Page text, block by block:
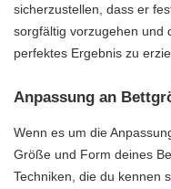
sicherzustellen, dass er
sorgfältig vorzugehen und
perfektes Ergebnis zu
Anpassung an
Wenn es um die
Größe und Form deines
Techniken, die du kennen